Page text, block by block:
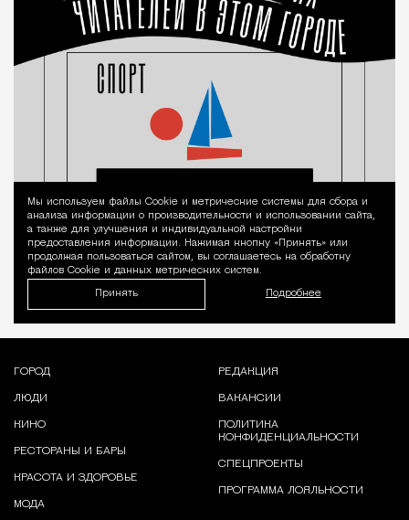
Уведомление
Мы используем файлы Сookie и метрические системы для сбора и
анализа информации о производительности и использовании сайта,
а также для улучшения и индивидуальной настройки
предоставления информации. Нажимая кнопку «Принять» или
продолжая пользоваться сайтом, вы соглашаетесь на обработку
файлов Cookie и данных метрических систем.
Принять Подробнее
ГОРОД
ЛЮДИ
КИНО
РЕСТОРАНЫ И БАРЫ
КРАСОТА И ЗДОРОВЬЕ
МОДА
РЕДАКЦИЯ
ВАКАНСИИ
ПОЛИТИКА
КОНФИДЕНЦИАЛЬНОСТИ
СПЕЦПРОЕКТЫ
ПРОГРАММА ЛОЯЛЬНОСТИ